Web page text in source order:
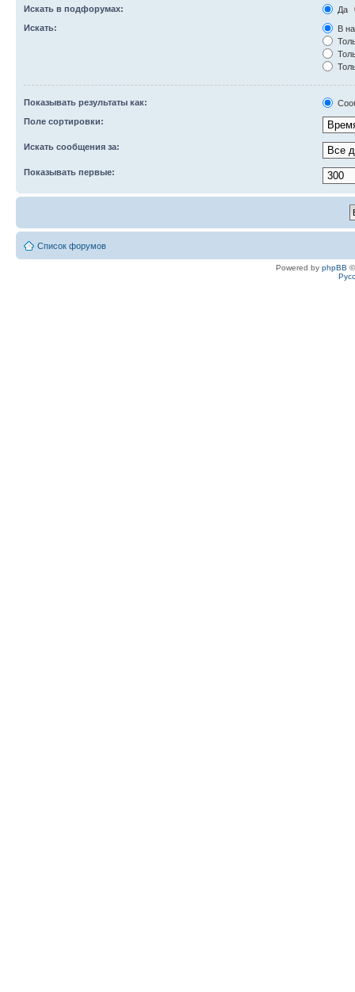
Искать в подфорумах:
Да
Искать:
В
Показывать результаты как:
Поле сортировки:
Искать сообщения за:
Показывать первые:
Список форумов
Powered by phpBB